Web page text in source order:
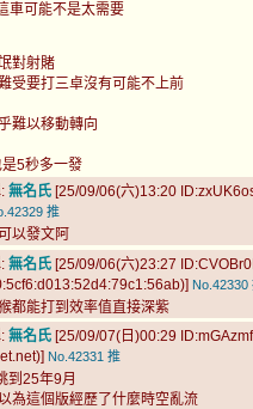
車可能不是太需要
對射賭
受要打三卓沒有可能不上前
難以移動轉向
5秒多一發
無名氏 [25/09/06(六)13:20
推
以發文阿
無名氏 [25/09/06(六)23:27
No.42330
都能打到效率值直接深紫
無名氏 [25/09/07(日)00:29
No.42331 推
到25年9月
為這個版經歷了什麼時空亂流